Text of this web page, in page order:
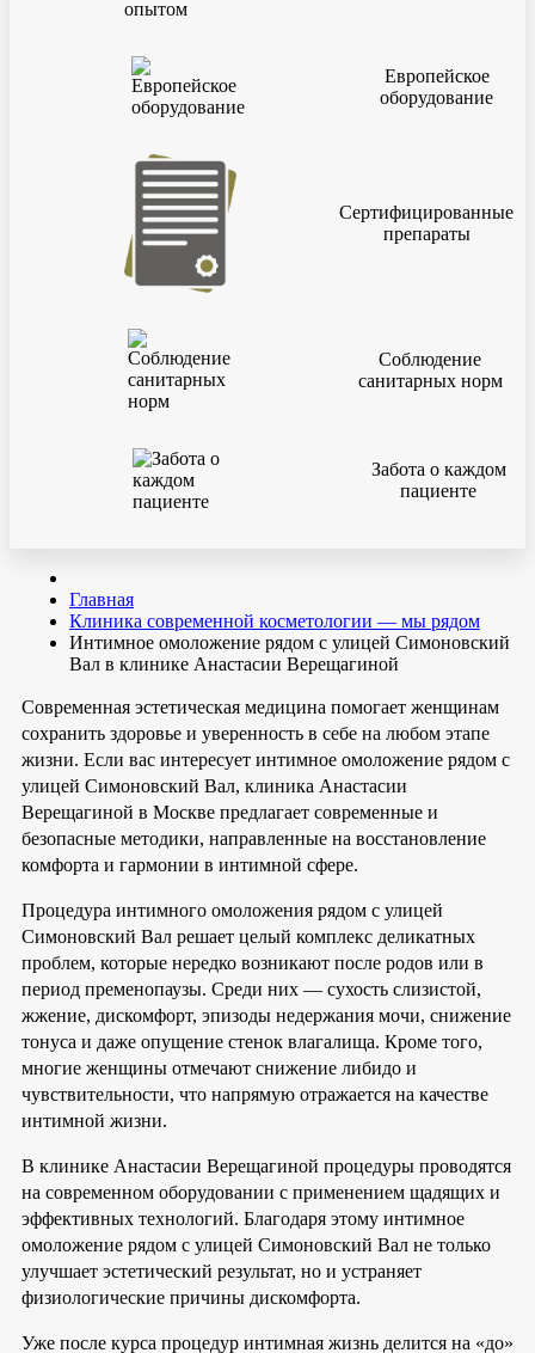
Европейское
оборудование
Сертифицированные
препараты
Соблюдение
санитарных норм
Забота о каждом
пациенте
Главная
Клиника современной косметологии — мы рядом
Интимное омоложение рядом с улицей Симоновский
Вал в клинике Анастасии Верещагиной
Современная эстетическая медицина помогает женщинам
сохранить здоровье и уверенность в себе на любом этапе
жизни. Если вас интересует интимное омоложение рядом с
улицей Симоновский Вал, клиника Анастасии
Верещагиной в Москве предлагает современные и
безопасные методики, направленные на восстановление
комфорта и гармонии в интимной сфере.
Процедура интимного омоложения рядом с улицей
Симоновский Вал решает целый комплекс деликатных
проблем, которые нередко возникают после родов или в
период пременопаузы. Среди них — сухость слизистой,
жжение, дискомфорт, эпизоды недержания мочи, снижение
тонуса и даже опущение стенок влагалища. Кроме того,
многие женщины отмечают снижение либидо и
чувствительности, что напрямую отражается на качестве
интимной жизни.
В клинике Анастасии Верещагиной процедуры проводятся
на современном оборудовании с применением щадящих и
эффективных технологий. Благодаря этому интимное
омоложение рядом с улицей Симоновский Вал не только
улучшает эстетический результат, но и устраняет
физиологические причины дискомфорта.
Уже после курса процедур интимная жизнь делится на «до»